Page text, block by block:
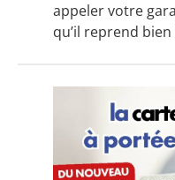
appeler votre
qu’il reprend